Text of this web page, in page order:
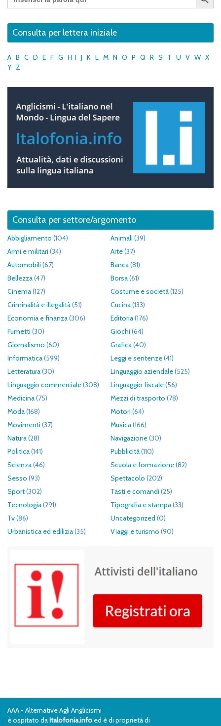
Consulta per lettera iniziale
A B C D E F G H I J K L M N O P Q R S T U V W X
Y Z
Consulta per settore/argomento
Abbigliamento (104) Animali (39)
Armi e militari (34) Arte(37)
Automobili (67) Banca(81)
Bellezza(47) Borsa(61)
Cinema(127) Costume e società(125)
Criminalità e illegalità(51) Cucina(133)
Economia e finanza(306) Editoria(176)
Fumetti (30) Giochi (64)
Giornalismo (60) Grafica(40)
Informatica(599) Leggi e sentenze(41)
Letteratura(30) Linguaggio aziendale(525)
Linguaggio commerciale(308) Linguaggio fiscale(56)
Medicina(75) Mezzi di trasporto (78)
Moda(168) Motori (64)
Movimenti (37) Musica(166)
Natura(28) Navigazione(30)
Politica(141) Pubblicità(110)
Scienza(46) Scuola e formazione(82)
Sesso (93) Spettacolo (202)
Sport(302) Tasti e comandi (25)
Tecnologia(291) Tipografia e stampa(33)
Tv(86) Uncategorized (0)
Urbanistica ed edilizia(35) Viaggi e turismo (90)
AAA - Alternative Agli Anglicismi
è ospitato daItalofonia.info ed è di proprietà di